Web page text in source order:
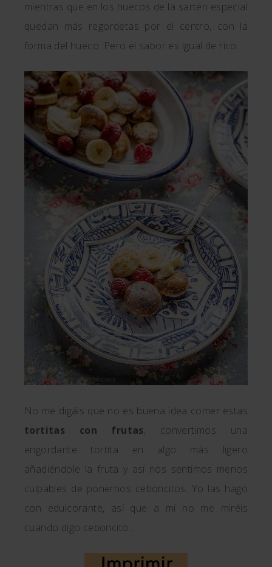
mientras que en los huecos de la sartén especial
quedan más regordetas por el centro, con la
forma del hueco. Pero el sabor es igual de rico.
No me digáis que no es buena idea comer estas
tortitas con frutas, convertimos una
engordante tortita en algo más ligero
añadiéndole la fruta y así nos sentimos menos
culpables de ponernos ceboncitos. Yo las hago
con edulcorante, así que a mí no me miréis
cuando digo ceboncito…